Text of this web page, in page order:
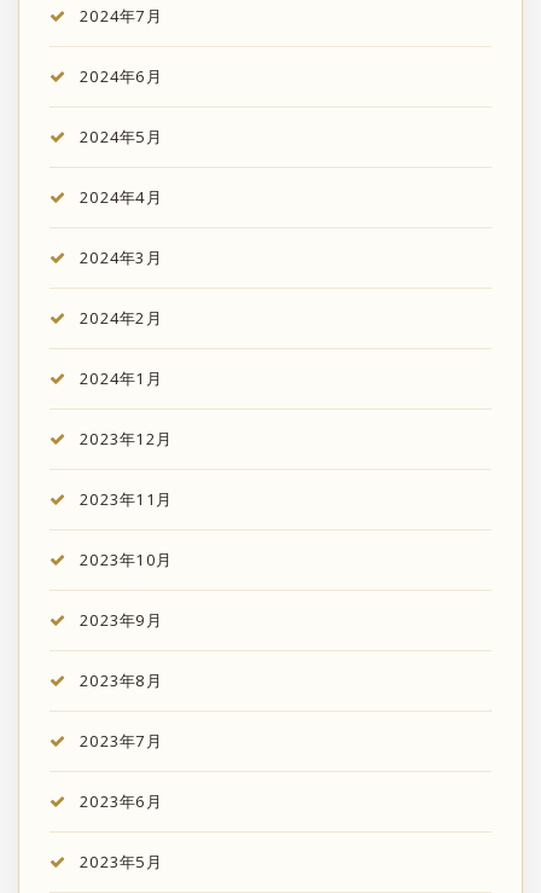
2024年7月
2024年6月
2024年5月
2024年4月
2024年3月
2024年2月
2024年1月
2023年12月
2023年11月
2023年10月
2023年9月
2023年8月
2023年7月
2023年6月
2023年5月